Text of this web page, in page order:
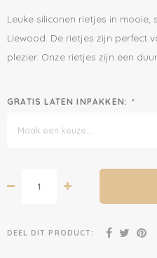
Leuke siliconen rietjes in mooie,
Liewood. De rietjes zijn perfect
plezier. Onze rietjes zijn een
GRATIS LATEN INPAKKEN: *
Maak een keuze...
DEEL DIT PRODUCT: